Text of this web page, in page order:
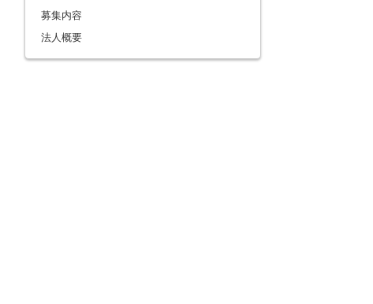
募集内容
法人概要